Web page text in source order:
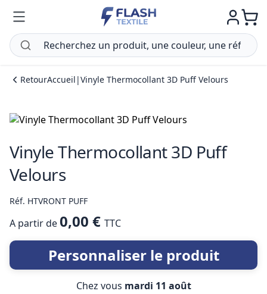
RetourAccueil |Vinyle Thermocollant 3D Puff Velours
Vinyle Thermocollant 3D Puff
Velours
Réf. HTVRONT PUFF
A partir de0,00 € TTC
Personnaliser le produit
Chez vous mardi 11 août